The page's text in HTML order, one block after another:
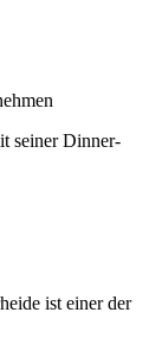
seiner Dinner-
ist einer der